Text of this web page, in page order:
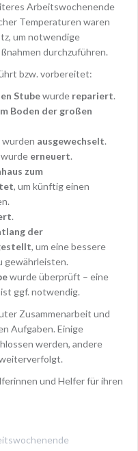
Arbeitswochenende
Temperaturen waren
um notwendige
durchzuführen.
bzw. vorbereitet:
Stubewurde repariert.
Boden der großen
wurden ausgewechselt.
wurde erneuert.
zum
, um künftig einen
.
der
, um eine bessere
gewährleisten.
wurde überprüft – eine
ggf. notwendig.
Zusammenarbeit und
Aufgaben. Einige
werden, andere
und Helfer für ihren